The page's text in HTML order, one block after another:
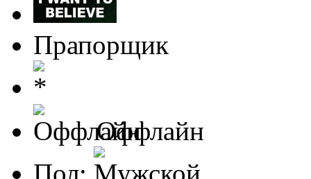
Прапорщик
Оффлайн